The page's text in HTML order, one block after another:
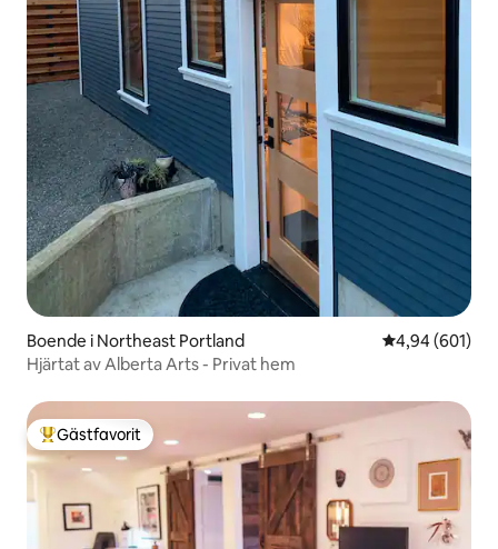
Boende i Northeast Portland 4,94 av 5 i
4,94 (601)
Hjärtat av Alberta Arts - Privat hem
Populär gästfavorit
Gästfavorit